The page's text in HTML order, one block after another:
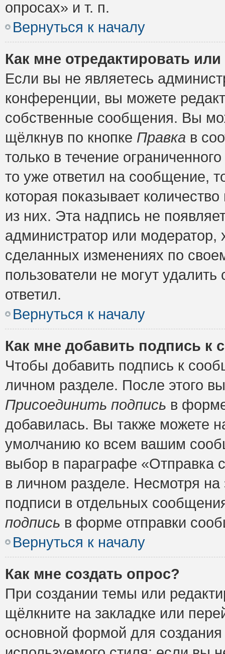
опросах» и т. п.
Вернуться к началу
Как мне отредактировать
Если вы не являетесь
конференции, вы можете
собственные сообщения. Вы
щёлкнув по кнопке Правка в
только в течение
то уже ответил на сообщение,
которая показывает
из них. Эта надпись не
администратор или модератор,
сделанных изменениях по
пользователи не могут
ответил.
Вернуться к началу
Как мне добавить подпись к
Чтобы добавить подпись к
личном разделе. После этого
Присоединить подпись в
добавилась. Вы также можете
умолчанию ко всем вашим
выбор в параграфе «Отправка
в личном разделе. Несмотря
подписи в отдельных
подпись в форме отправки
Вернуться к началу
Как мне создать опрос?
При создании темы или
щёлкните на закладке или
основной формой для